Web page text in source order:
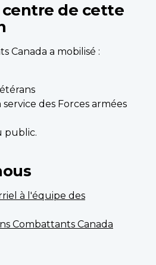
de cette
Canada a mobilisé :
des Forces armées
public.
à l'équipe des
Combattants Canada